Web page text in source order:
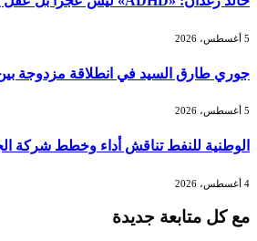
5 أغسطس، 2026
جوري طارق السيد في انطلاقة مزدوجة بين
5 أغسطس، 2026
الوطنية للنفط تناقش أداء وخطط شركة
4 أغسطس، 2026
مع كل متابعة جديدة